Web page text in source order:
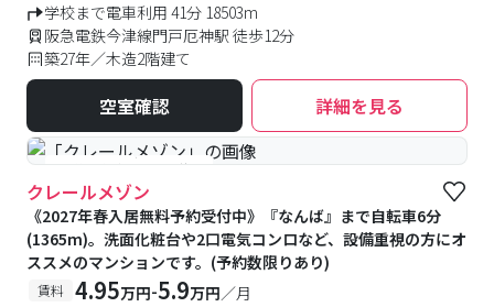
学校まで電車利用 41分 18503m
阪急電鉄今津線門戸厄神駅 徒歩12分
築27年／木造2階建て
空室確認 詳細を見る
#予約受付中 #空室待ち
クレールメゾン
《2027年春入居無料予約受付中》『なんば』まで自転車6分
(1365m)。洗面化粧台や2口電気コンロなど、設備重視の方にオ
ススメのマンションです。(予約数限りあり)
賃料 4.95万円-5.9万円／月